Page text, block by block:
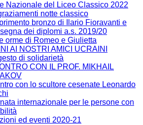
Nazionale del Liceo Classico 2022
notte classico
bronzo di Ilario Fioravanti e
dei diplomi a.s. 2019/20
orme di Romeo e Giulietta
AI NOSTRI AMICI UCRAINI
di solidarietà
CON IL PROF. MIKHAIL
con lo scultore cesenate Leonardo
internazionale per le persone con
ed eventi 2020-21